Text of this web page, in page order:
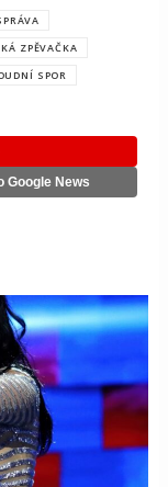
ZPĚVAČKA
SPOR
Google News